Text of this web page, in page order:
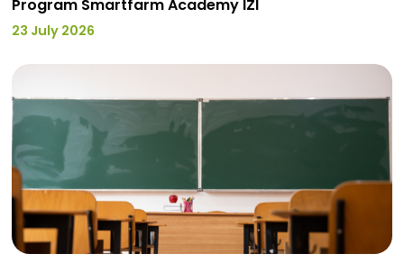
Program Smartfarm Academy IZI
23 July 2026